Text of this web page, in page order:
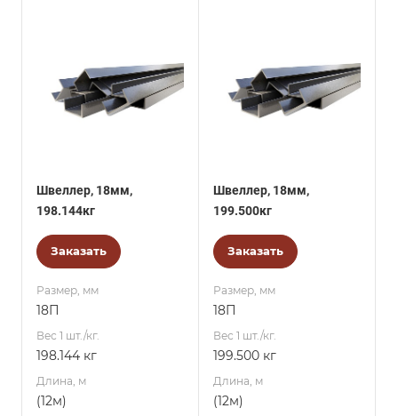
Швеллер, 18мм,
198.144кг
Заказать
Размер, мм
18П
Вес 1 шт./кг.
198.144 кг
Длина, м
(12м)
Швеллер, 18мм,
199.500кг
Заказать
Размер, мм
18П
Вес 1 шт./кг.
199.500 кг
Длина, м
(12м)